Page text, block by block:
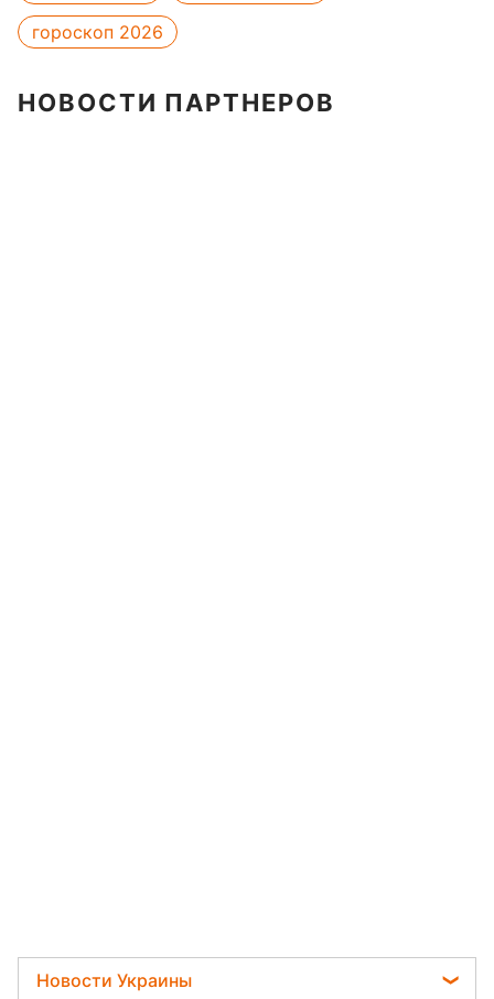
гороскоп 2026
НОВОСТИ ПАРТНЕРОВ
Новости Украины